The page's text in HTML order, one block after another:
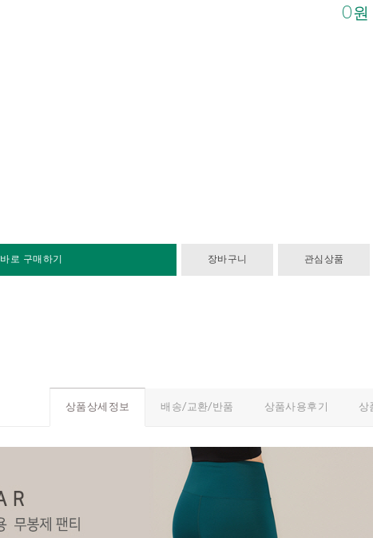
0원
바로 구매하기 장바구니 관심상품
상품상세정보 배송/교환/반품 상품사용후기 상